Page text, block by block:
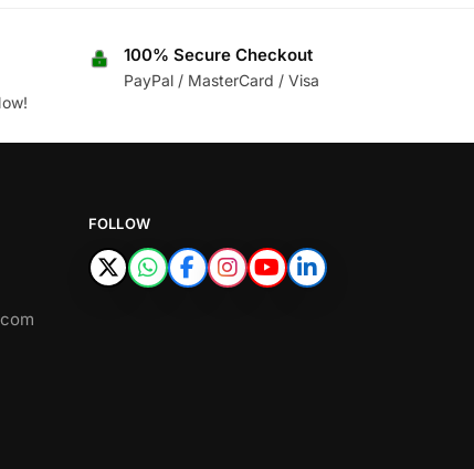
100% Secure Checkout
PayPal / MasterCard / Visa
FOLLOW